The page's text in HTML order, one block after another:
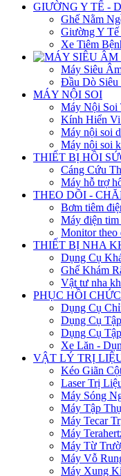
GIƯỜNG Y TẾ -
Ghế Nằm
Giường Y
Xe Tiêm
Máy Siêu
Đầu Dò
MÁY NỘI SOI
Máy Nội Soi
Kính Hiển
Máy nội soi
Máy nội soi
THIẾT BỊ HỒI
Cáng Cứu
Máy hỗ trợ
THEO DÕI -
Bơm tiêm
Máy điện tim
Monitor theo
THIẾT BỊ NHA
Dụng Cụ
Ghế Khám
Vật tư nha
PHỤC HỒI
Dụng Cụ
Dụng Cụ
Dụng Cụ
Xe Lăn -
VẬT LÝ TRỊ
Kéo Giãn
Laser Trị
Máy Sóng
Máy Tập
Máy Tecar
Máy
Máy Từ
Máy Vỗ
Máy Xung